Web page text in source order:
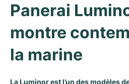
Panerai
montre
la marine
La Luminor est l’un des modèles